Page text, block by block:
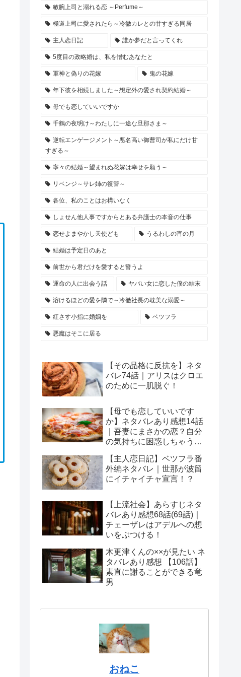
敏腕上司と溺れる恋 ～Perfume～
極道上司に愛されたら～冷徹カレとの甘すぎる同居
主人恋日記 誰か夢だと言ってくれ
5度目の政略婚は、私を憎むあなたと
軍神と偽りの花嫁 鬼の花嫁
年下彼を相続しました～想定外の愛され契約結婚～
母でも恋していいですか
千鶴の夜明け～わたしに一途な旦那さま～
逆転エンゲージメント～悪名高い御曹司が私にだけ甘
すぎる～
寧々の結婚～望まれぬ花嫁は幸せを願う～
リベンジ～サレ姉の復讐～
各位、私のことはお構いなく
しょせん他人事ですからとある弁護士の本音の仕事
恋せよまやかし天使ども うるわしの宵の月
結婚は予定日のあと
前世から君だけを愛すると誓うよ
運命の人に出会う話 ヤバい女に恋した僕の結末
溶けるほどの愛を隣で～冷徹社長の耽美な溺愛～
紅さす小指に婚姻を ベツフラ
悪魔はそこに居る
【その品格に反抗を】ネタ
バレ74話｜アリスはクロエ
のために一肌脱ぐ！
【母でも恋していいです
か】ネタバレあり感想14話
｜吾妻にまさかの恋？自分
の気持ちに困惑しちゃう理
【主人恋日記】ベツフラ番
外編ネタバレ｜世那が波留
にイチャイチャ宣言！？
【上流社会】あらすじネタ
バレあり感想68話(69話)｜
チェーザレはアデルへの想
いをぶつける！
木更津くんの××が見たい ネ
タバレあり感想 【106話】
素直に謝ることができる竜
男
おねこ